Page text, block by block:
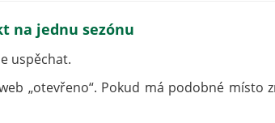
na jednu sezónu
uspěchat.
„otevřeno“. Pokud má podobné místo